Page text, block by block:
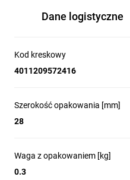
Dane logistyczne
Kod kreskowy
4011209572416
Szerokość opakowania [mm]
28
Waga z opakowaniem [kg]
0.3